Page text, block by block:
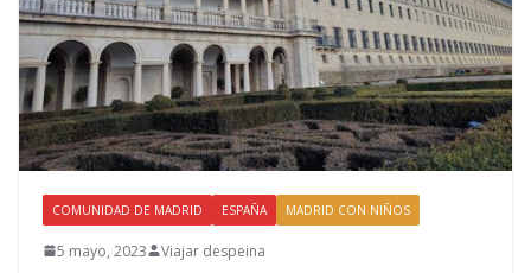
COMUNIDAD DE MADRID ESPAÑA MADRID CON NIÑOS
5 mayo, 2023 Viajar despeina